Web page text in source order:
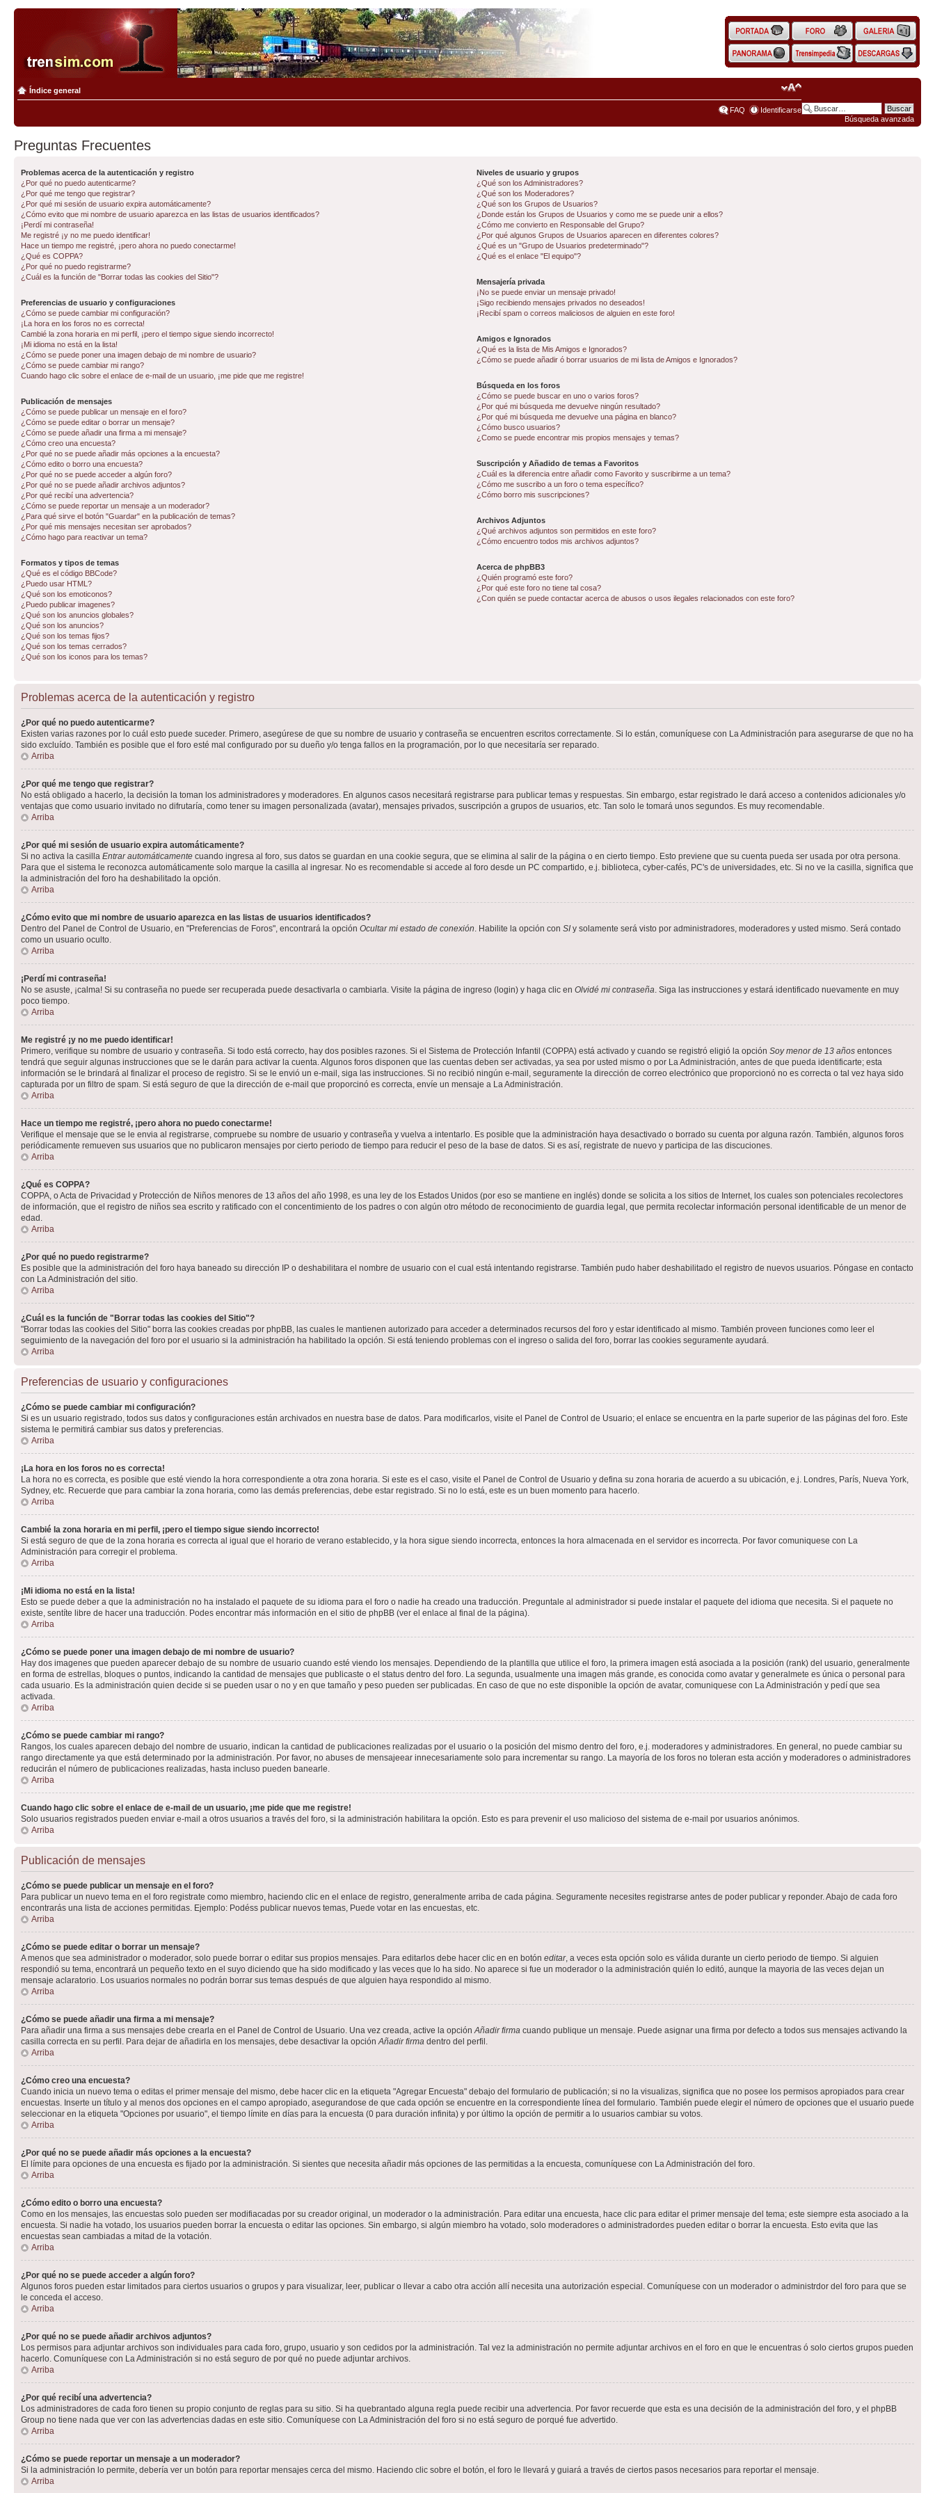
Búsqueda avanzada
Índice general
FAQ Identificarse
Preguntas Frecuentes
Problemas acerca de la autenticación y registro
¿Por qué no puedo autenticarme?
¿Por qué me tengo que registrar?
¿Por qué mi sesión de usuario expira automáticamente?
¿Cómo evito que mi nombre de usuario aparezca en las listas de usuarios identificados?
¡Perdí mi contraseña!
Me registré ¡y no me puedo identificar!
Hace un tiempo me registré, ¡pero ahora no puedo conectarme!
¿Qué es COPPA?
¿Por qué no puedo registrarme?
¿Cuál es la función de "Borrar todas las cookies del Sitio"?
Preferencias de usuario y configuraciones
¿Cómo se puede cambiar mi configuración?
¡La hora en los foros no es correcta!
Cambié la zona horaria en mi perfil, ¡pero el tiempo sigue siendo incorrecto!
¡Mi idioma no está en la lista!
¿Cómo se puede poner una imagen debajo de mi nombre de usuario?
¿Cómo se puede cambiar mi rango?
Cuando hago clic sobre el enlace de e-mail de un usuario, ¡me pide que me registre!
Publicación de mensajes
¿Cómo se puede publicar un mensaje en el foro?
¿Cómo se puede editar o borrar un mensaje?
¿Cómo se puede añadir una firma a mi mensaje?
¿Cómo creo una encuesta?
¿Por qué no se puede añadir más opciones a la encuesta?
¿Cómo edito o borro una encuesta?
¿Por qué no se puede acceder a algún foro?
¿Por qué no se puede añadir archivos adjuntos?
¿Por qué recibí una advertencia?
¿Cómo se puede reportar un mensaje a un moderador?
¿Para qué sirve el botón "Guardar" en la publicación de temas?
¿Por qué mis mensajes necesitan ser aprobados?
¿Cómo hago para reactivar un tema?
Formatos y tipos de temas
¿Qué es el código BBCode?
¿Puedo usar HTML?
¿Qué son los emoticonos?
¿Puedo publicar imagenes?
¿Qué son los anuncios globales?
¿Qué son los anuncios?
¿Qué son los temas fijos?
¿Qué son los temas cerrados?
¿Qué son los iconos para los temas?
Niveles de usuario y grupos
¿Qué son los Administradores?
¿Qué son los Moderadores?
¿Qué son los Grupos de Usuarios?
¿Donde están los Grupos de Usuarios y como me se puede unir a ellos?
¿Cómo me convierto en Responsable del Grupo?
¿Por qué algunos Grupos de Usuarios aparecen en diferentes colores?
¿Qué es un "Grupo de Usuarios predeterminado"?
¿Qué es el enlace "El equipo"?
Mensajería privada
¡No se puede enviar un mensaje privado!
¡Sigo recibiendo mensajes privados no deseados!
¡Recibí spam o correos maliciosos de alguien en este foro!
Amigos e Ignorados
¿Qué es la lista de Mis Amigos e Ignorados?
¿Cómo se puede añadir ó borrar usuarios de mi lista de Amigos e Ignorados?
Búsqueda en los foros
¿Cómo se puede buscar en uno o varios foros?
¿Por qué mi búsqueda me devuelve ningún resultado?
¿Por qué mi búsqueda me devuelve una página en blanco?
¿Cómo busco usuarios?
¿Como se puede encontrar mis propios mensajes y temas?
Suscripción y Añadido de temas a Favoritos
¿Cuál es la diferencia entre añadir como Favorito y suscribirme a un tema?
¿Cómo me suscribo a un foro o tema específico?
¿Cómo borro mis suscripciones?
Archivos Adjuntos
¿Qué archivos adjuntos son permitidos en este foro?
¿Cómo encuentro todos mis archivos adjuntos?
Acerca de phpBB3
¿Quién programó este foro?
¿Por qué este foro no tiene tal cosa?
¿Con quién se puede contactar acerca de abusos o usos ilegales relacionados con este foro?
Problemas acerca de la autenticación y registro
¿Por qué no puedo autenticarme?
Existen varias razones por lo cuál esto puede suceder. Primero, asegúrese de que su nombre de usuario y contraseña se encuentren escritos correctamente. Si lo están, comuníquese con La Administración para asegurarse de que no ha
sido excluído. También es posible que el foro esté mal configurado por su dueño y/o tenga fallos en la programación, por lo que necesitaría ser reparado.
Arriba
¿Por qué me tengo que registrar?
No está obligado a hacerlo, la decisión la toman los administradores y moderadores. En algunos casos necesitará registrarse para publicar temas y respuestas. Sin embargo, estar registrado le dará acceso a contenidos adicionales y/o
ventajas que como usuario invitado no difrutaría, como tener su imagen personalizada (avatar), mensajes privados, suscripción a grupos de usuarios, etc. Tan solo le tomará unos segundos. Es muy recomendable.
Arriba
¿Por qué mi sesión de usuario expira automáticamente?
Si no activa la casilla Entrar automáticamente cuando ingresa al foro, sus datos se guardan en una cookie segura, que se elimina al salir de la página o en cierto tiempo. Esto previene que su cuenta pueda ser usada por otra persona.
Para que el sistema le reconozca automáticamente solo marque la casilla al ingresar. No es recomendable si accede al foro desde un PC compartido, e.j. biblioteca, cyber-cafés, PC's de universidades, etc. Si no ve la casilla, significa que
la administración del foro ha deshabilitado la opción.
Arriba
¿Cómo evito que mi nombre de usuario aparezca en las listas de usuarios identificados?
Dentro del Panel de Control de Usuario, en "Preferencias de Foros", encontrará la opción Ocultar mi estado de conexión. Habilite la opción con SI y solamente será visto por administradores, moderadores y usted mismo. Será contado
como un usuario oculto.
Arriba
¡Perdí mi contraseña!
No se asuste, ¡calma! Si su contraseña no puede ser recuperada puede desactivarla o cambiarla. Visite la página de ingreso (login) y haga clic en Olvidé mi contraseña. Siga las instrucciones y estará identificado nuevamente en muy
poco tiempo.
Arriba
Me registré ¡y no me puedo identificar!
Primero, verifique su nombre de usuario y contraseña. Si todo está correcto, hay dos posibles razones. Si el Sistema de Protección Infantil (COPPA) está activado y cuando se registró eligió la opción Soy menor de 13 años entonces
tendrá que seguir algunas instrucciones que se le darán para activar la cuenta. Algunos foros disponen que las cuentas deben ser activadas, ya sea por usted mismo o por La Administración, antes de que pueda identificarte; esta
información se le brindará al finalizar el proceso de registro. Si se le envió un e-mail, siga las instrucciones. Si no recibió ningún e-mail, seguramente la dirección de correo electrónico que proporcionó no es correcta o tal vez haya sido
capturada por un filtro de spam. Si está seguro de que la dirección de e-mail que proporcinó es correcta, envíe un mensaje a La Administración.
Arriba
Hace un tiempo me registré, ¡pero ahora no puedo conectarme!
Verifique el mensaje que se le envia al registrarse, compruebe su nombre de usuario y contraseña y vuelva a intentarlo. Es posible que la administración haya desactivado o borrado su cuenta por alguna razón. También, algunos foros
periódicamente remueven sus usuarios que no publicaron mensajes por cierto periodo de tiempo para reducir el peso de la base de datos. Si es así, registrate de nuevo y participa de las discuciones.
Arriba
¿Qué es COPPA?
COPPA, o Acta de Privacidad y Protección de Niños menores de 13 años del año 1998, es una ley de los Estados Unidos (por eso se mantiene en inglés) donde se solicita a los sitios de Internet, los cuales son potenciales recolectores
de información, que el registro de niños sea escrito y ratificado con el concentimiento de los padres o con algún otro método de reconocimiento de guardia legal, que permita recolectar información personal identificable de un menor de
edad.
Arriba
¿Por qué no puedo registrarme?
Es posible que la administración del foro haya baneado su dirección IP o deshabilitara el nombre de usuario con el cual está intentando registrarse. También pudo haber deshabilitado el registro de nuevos usuarios. Póngase en contacto
con La Administración del sitio.
Arriba
¿Cuál es la función de "Borrar todas las cookies del Sitio"?
"Borrar todas las cookies del Sitio" borra las cookies creadas por phpBB, las cuales le mantienen autorizado para acceder a determinados recursos del foro y estar identificado al mismo. También proveen funciones como leer el
seguimiento de la navegación del foro por el usuario si la administración ha habilitado la opción. Si está teniendo problemas con el ingreso o salida del foro, borrar las cookies seguramente ayudará.
Arriba
Preferencias de usuario y configuraciones
¿Cómo se puede cambiar mi configuración?
Si es un usuario registrado, todos sus datos y configuraciones están archivados en nuestra base de datos. Para modificarlos, visite el Panel de Control de Usuario; el enlace se encuentra en la parte superior de las páginas del foro. Este
sistema le permitirá cambiar sus datos y preferencias.
Arriba
¡La hora en los foros no es correcta!
La hora no es correcta, es posible que esté viendo la hora correspondiente a otra zona horaria. Si este es el caso, visite el Panel de Control de Usuario y defina su zona horaria de acuerdo a su ubicación, e.j. Londres, París, Nueva York,
Sydney, etc. Recuerde que para cambiar la zona horaria, como las demás preferencias, debe estar registrado. Si no lo está, este es un buen momento para hacerlo.
Arriba
Cambié la zona horaria en mi perfil, ¡pero el tiempo sigue siendo incorrecto!
Si está seguro de que de la zona horaria es correcta al igual que el horario de verano establecido, y la hora sigue siendo incorrecta, entonces la hora almacenada en el servidor es incorrecta. Por favor comuniquese con La
Administración para corregir el problema.
Arriba
¡Mi idioma no está en la lista!
Esto se puede deber a que la administración no ha instalado el paquete de su idioma para el foro o nadie ha creado una traducción. Preguntale al administrador si puede instalar el paquete del idioma que necesita. Si el paquete no
existe, sentíte libre de hacer una traducción. Podes encontrar más información en el sitio de phpBB (ver el enlace al final de la página).
Arriba
¿Cómo se puede poner una imagen debajo de mi nombre de usuario?
Hay dos imagenes que pueden aparecer debajo de su nombre de usuario cuando esté viendo los mensajes. Dependiendo de la plantilla que utilice el foro, la primera imagen está asociada a la posición (rank) del usuario, generalmente
en forma de estrellas, bloques o puntos, indicando la cantidad de mensajes que publicaste o el status dentro del foro. La segunda, usualmente una imagen más grande, es conocida como avatar y generalmete es única o personal para
cada usuario. Es la administración quien decide si se pueden usar o no y en que tamaño y peso pueden ser publicadas. En caso de que no este disponible la opción de avatar, comuniquese con La Administración y pedí que sea
activada.
Arriba
¿Cómo se puede cambiar mi rango?
Rangos, los cuales aparecen debajo del nombre de usuario, indican la cantidad de publicaciones realizadas por el usuario o la posición del mismo dentro del foro, e.j. moderadores y administradores. En general, no puede cambiar su
rango directamente ya que está determinado por la administración. Por favor, no abuses de mensajeear innecesariamente solo para incrementar su rango. La mayoría de los foros no toleran esta acción y moderadores o administradores
reducirán el número de publicaciones realizadas, hasta incluso pueden banearle.
Arriba
Cuando hago clic sobre el enlace de e-mail de un usuario, ¡me pide que me registre!
Solo usuarios registrados pueden enviar e-mail a otros usuarios a través del foro, si la administración habilitara la opción. Esto es para prevenir el uso malicioso del sistema de e-mail por usuarios anónimos.
Arriba
Publicación de mensajes
¿Cómo se puede publicar un mensaje en el foro?
Para publicar un nuevo tema en el foro registrate como miembro, haciendo clic en el enlace de registro, generalmente arriba de cada página. Seguramente necesites registrarse antes de poder publicar y reponder. Abajo de cada foro
encontrarás una lista de acciones permitidas. Ejemplo: Podéss publicar nuevos temas, Puede votar en las encuestas, etc.
Arriba
¿Cómo se puede editar o borrar un mensaje?
A menos que sea administrador o moderador, solo puede borrar o editar sus propios mensajes. Para editarlos debe hacer clic en en botón editar, a veces esta opción solo es válida durante un cierto periodo de tiempo. Si alguien
respondió su tema, encontrará un pequeño texto en el suyo diciendo que ha sido modificado y las veces que lo ha sido. No aparece si fue un moderador o la administración quién lo editó, aunque la mayoria de las veces dejan un
mensaje aclaratorio. Los usuarios normales no podrán borrar sus temas después de que alguien haya respondido al mismo.
Arriba
¿Cómo se puede añadir una firma a mi mensaje?
Para añadir una firma a sus mensajes debe crearla en el Panel de Control de Usuario. Una vez creada, active la opciónAñadir firma cuando publique un mensaje. Puede asignar una firma por defecto a todos sus mensajes activando la
casilla correcta en su perfil. Para dejar de añadirla en los mensajes, debe desactivar la opciónAñadir firma dentro del perfil.
Arriba
¿Cómo creo una encuesta?
Cuando inicia un nuevo tema o editas el primer mensaje del mismo, debe hacer clic en la etiqueta "Agregar Encuesta" debajo del formulario de publicación; si no la visualizas, significa que no posee los permisos apropiados para crear
encuestas. Inserte un título y al menos dos opciones en el campo apropiado, asegurandose de que cada opción se encuentre en la correspondiente línea del formulario. También puede elegir el número de opciones que el usuario puede
seleccionar en la etiqueta "Opciones por usuario", el tiempo límite en días para la encuesta (0 para duración infinita) y por último la opción de permitir a lo usuarios cambiar su votos.
Arriba
¿Por qué no se puede añadir más opciones a la encuesta?
El límite para opciones de una encuesta es fijado por la administración. Si sientes que necesita añadir más opciones de las permitidas a la encuesta, comuníquese con La Administración del foro.
Arriba
¿Cómo edito o borro una encuesta?
Como en los mensajes, las encuestas solo pueden ser modifiacadas por su creador original, un moderador o la administración. Para editar una encuesta, hace clic para editar el primer mensaje del tema; este siempre esta asociado a la
encuesta. Si nadie ha votado, los usuarios pueden borrar la encuesta o editar las opciones. Sin embargo, si algún miembro ha votado, solo moderadores o administradordes pueden editar o borrar la encuesta. Esto evita que las
encuestas sean cambiadas a mitad de la votación.
Arriba
¿Por qué no se puede acceder a algún foro?
Algunos foros pueden estar limitados para ciertos usuarios o grupos y para visualizar, leer, publicar o llevar a cabo otra acción allí necesita una autorización especial. Comuníquese con un moderador o administrdor del foro para que se
le conceda el acceso.
Arriba
¿Por qué no se puede añadir archivos adjuntos?
Los permisos para adjuntar archivos son individuales para cada foro, grupo, usuario y son cedidos por la administración. Tal vez la administración no permite adjuntar archivos en el foro en que le encuentras ó solo ciertos grupos pueden
hacerlo. Comuníquese con La Administración si no está seguro de por qué no puede adjuntar archivos.
Arriba
¿Por qué recibí una advertencia?
Los administradores de cada foro tienen su propio conjunto de reglas para su sitio. Si ha quebrantado alguna regla puede recibir una advertencia. Por favor recuerde que esta es una decisión de la administración del foro, y el phpBB
Group no tiene nada que ver con las advertencias dadas en este sitio. Comuníquese con La Administración del foro si no está seguro de porqué fue advertido.
Arriba
¿Cómo se puede reportar un mensaje a un moderador?
Si la administración lo permite, debería ver un botón para reportar mensajes cerca del mismo. Haciendo clic sobre el botón, el foro le llevará y guiará a través de ciertos pasos necesarios para reportar el mensaje.
Arriba